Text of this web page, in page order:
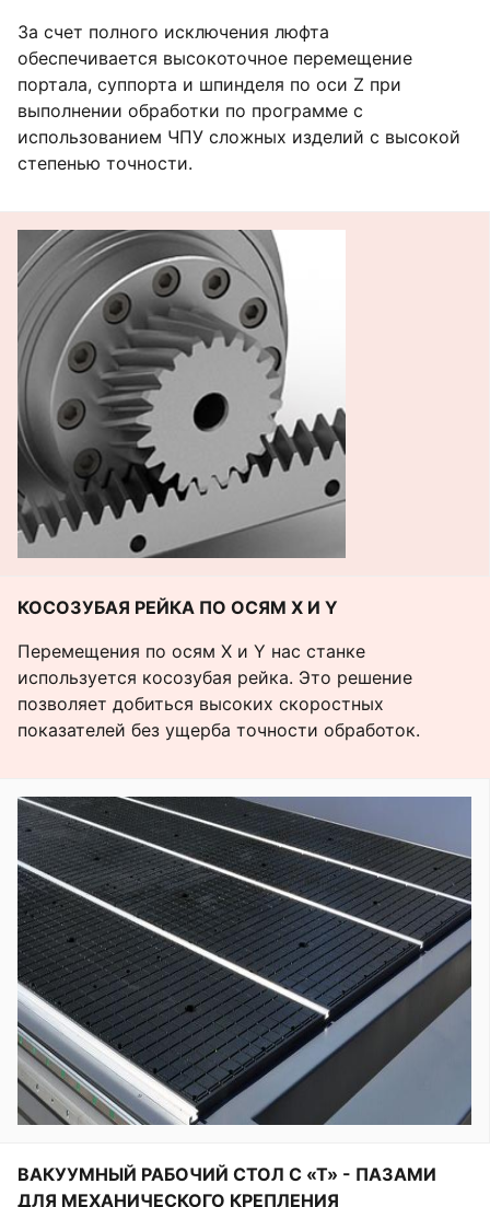
За счет полного исключения люфта
обеспечивается высокоточное перемещение
портала, суппорта и шпинделя по оси Z при
выполнении обработки по программе с
использованием ЧПУ сложных изделий с высокой
степенью точности.
КОСОЗУБАЯ РЕЙКА ПО ОСЯМ Х И Y
Перемещения по осям Х и Y нас станке
используется косозубая рейка. Это решение
позволяет добиться высоких скоростных
показателей без ущерба точности обработок.
ВАКУУМНЫЙ РАБОЧИЙ СТОЛ С «Т» - ПАЗАМИ
ДЛЯ МЕХАНИЧЕСКОГО КРЕПЛЕНИЯ